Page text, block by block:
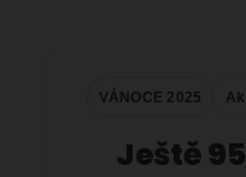
VÁNOCE 2025
Ještě